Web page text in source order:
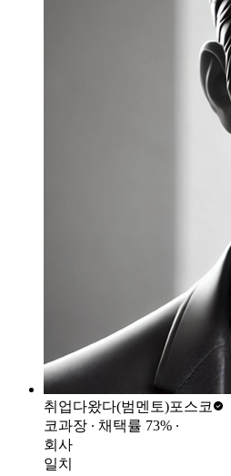
취업다왔다(범멘토)포스코
코과장 ∙ 채택률 73% ∙
회사
일치